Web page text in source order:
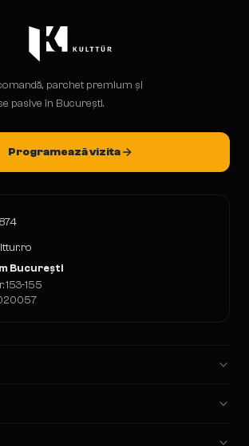
parchet premium și
pasive în București.
Programează vizita
București
153-155